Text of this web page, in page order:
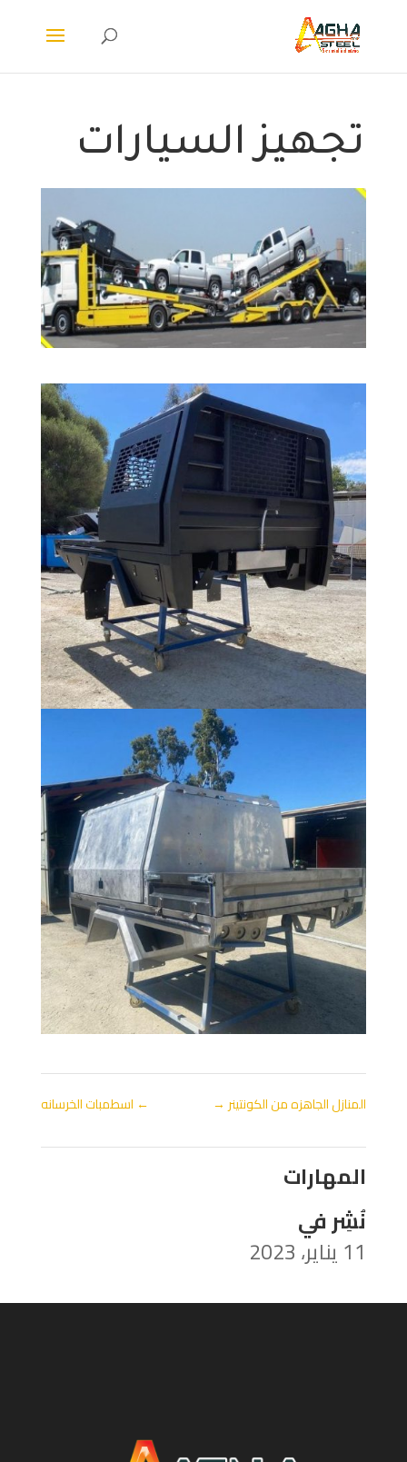
تجهيز السيارات
← اسطمبات الخرسانه المنازل الجاهزه من الكونتينر→
المهارات
نُشِر في
11 يناير، 2023